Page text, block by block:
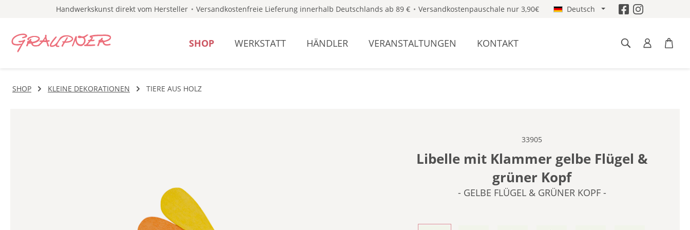
Hauptinhalt springen
Zur Suche springen
Zur Hauptnavigation springen
Handwerkskunst direkt vom Hersteller Versandkostenfreie Lieferung innerhalb Deutschlands ab 89 € Versandkostenpauschale nur 3,90€ Deutsch
SHOP WERKSTATT HÄNDLER VERANSTALTUNGEN KONTAKT
SHOP KLEINE DEKORATIONEN TIERE AUS HOLZ
33905
Libelle mit Klammer gelbe Flügel &
grüner Kopf
- GELBE FLÜGEL & GRÜNER KOPF -